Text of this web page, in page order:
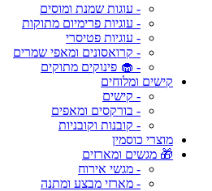
- עוגות שמנת ומוסים
- עוגיות פרימיום מתוקות
- עוגיות פטיסרי
- קרואסונים ומאפי שמרים
- 🧁 פינוקים מתוקים
קישים ומלוחים
- קישים
- בורקסים ומאפים
- קובנות וקובניות
מוצרי כוסמין
🎁 מגשים ומארזים
- מגשי אירוח
- מארזי מבצע ומתנה